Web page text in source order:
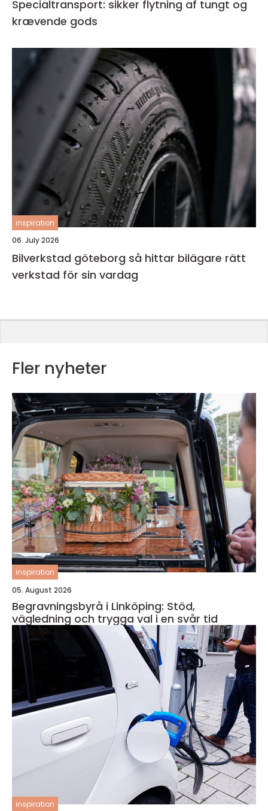
Specialtransport: sikker flytning af tungt og
krævende gods
inspiration
06. July 2026
Bilverkstad göteborg så hittar bilägare rätt
verkstad för sin vardag
Fler nyheter
inspiration
05. August 2026
Begravningsbyrå i Linköping: Stöd,
vägledning och trygga val i en svår tid
inspiration